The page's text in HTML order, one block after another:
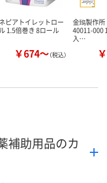
ネピアトイレットロー
ル 1.5倍巻き 8ロール
￥674～（税込）
金鵄製作
40011-000
入…
補助用品のカ